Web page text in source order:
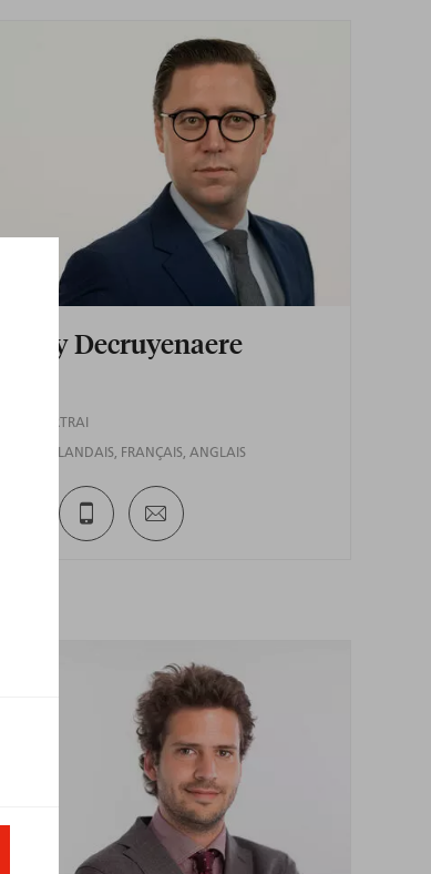
Kenny Decruyenaere
COURTRAI
NÉERLANDAIS FRANÇAIS ANGLAIS